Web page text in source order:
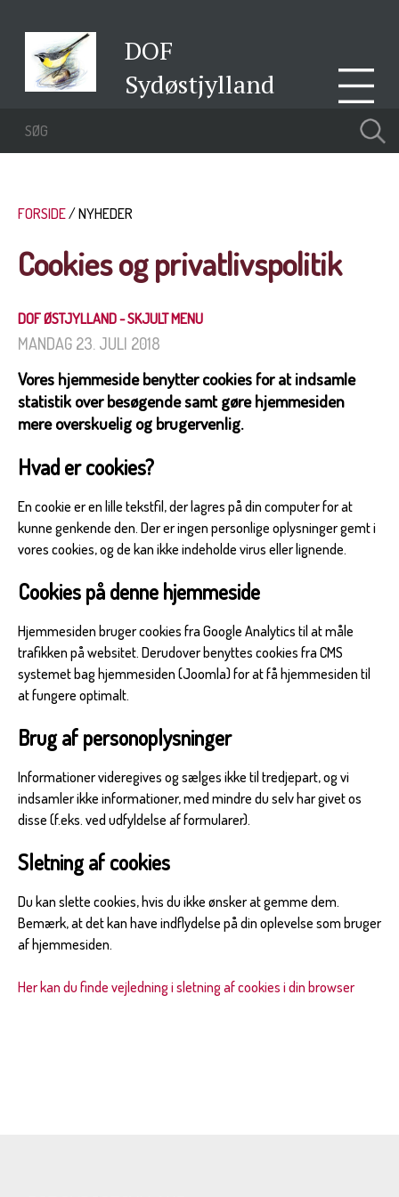
DOF
Sydøstjylland
FORSIDE NYHEDER
Cookies og privatlivspolitik
DOF ØSTJYLLAND - SKJULT MENU
MANDAG 23. JULI 2018
Vores hjemmeside benytter cookies for at indsamle
statistik over besøgende samt gøre hjemmesiden
mere overskuelig og brugervenlig.
Hvad er cookies?
En cookie er en lille tekstfil, der lagres på din computer for at
kunne genkende den. Der er ingen personlige oplysninger gemt i
vores cookies, og de kan ikke indeholde virus eller lignende.
Cookies på denne hjemmeside
Hjemmesiden bruger cookies fra Google Analytics til at måle
trafikken på websitet. Derudover benyttes cookies fra CMS
systemet bag hjemmesiden (Joomla) for at få hjemmesiden til
at fungere optimalt.
Brug af personoplysninger
Informationer videregives og sælges ikke til tredjepart, og vi
indsamler ikke informationer, med mindre du selv har givet os
disse (f.eks. ved udfyldelse af formularer).
Sletning af cookies
Du kan slette cookies, hvis du ikke ønsker at gemme dem.
Bemærk, at det kan have indflydelse på din oplevelse som bruger
af hjemmesiden.
Her kan du finde vejledning i sletning af cookies i din browser